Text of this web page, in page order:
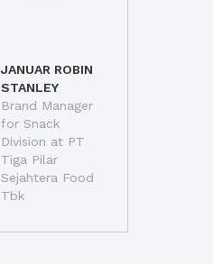
JANUAR ROBIN
STANLEY
Brand Manager
for Snack
Division at PT
Tiga Pilar
Sejahtera Food
Tbk